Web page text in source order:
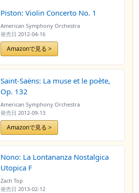
Piston: Violin Concerto No. 1
American Symphony Orchestra
発売日 2012-04-16
Amazonで見る >
Saint-Saëns: La muse et le poète,
Op. 132
American Symphony Orchestra
発売日 2012-09-13
Amazonで見る >
Nono: La Lontananza Nostalgica
Utopica F
Zach Top
発売日 2013-02-12